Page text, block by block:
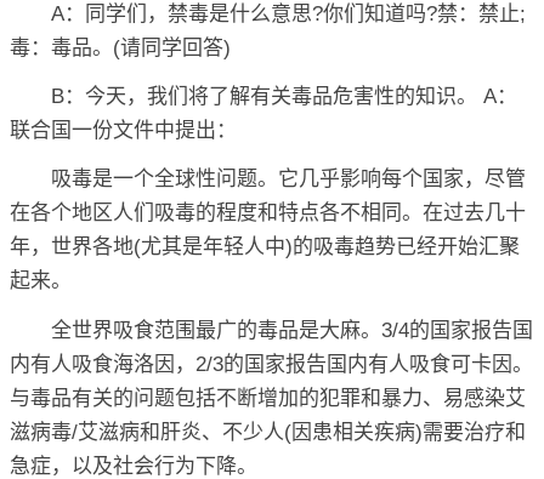
A：同学们，禁毒是什么意思?你们知道吗?禁：禁止;
毒：毒品。(请同学回答)
B：今天，我们将了解有关毒品危害性的知识。 A：
联合国一份文件中提出：
吸毒是一个全球性问题。它几乎影响每个国家，尽管
在各个地区人们吸毒的程度和特点各不相同。在过去几十
年，世界各地(尤其是年轻人中)的吸毒趋势已经开始汇聚
起来。
全世界吸食范围最广的毒品是大麻。3/4的国家报告国
内有人吸食海洛因，2/3的国家报告国内有人吸食可卡因。
与毒品有关的问题包括不断增加的犯罪和暴力、易感染艾
滋病毒/艾滋病和肝炎、不少人(因患相关疾病)需要治疗和
急症，以及社会行为下降。